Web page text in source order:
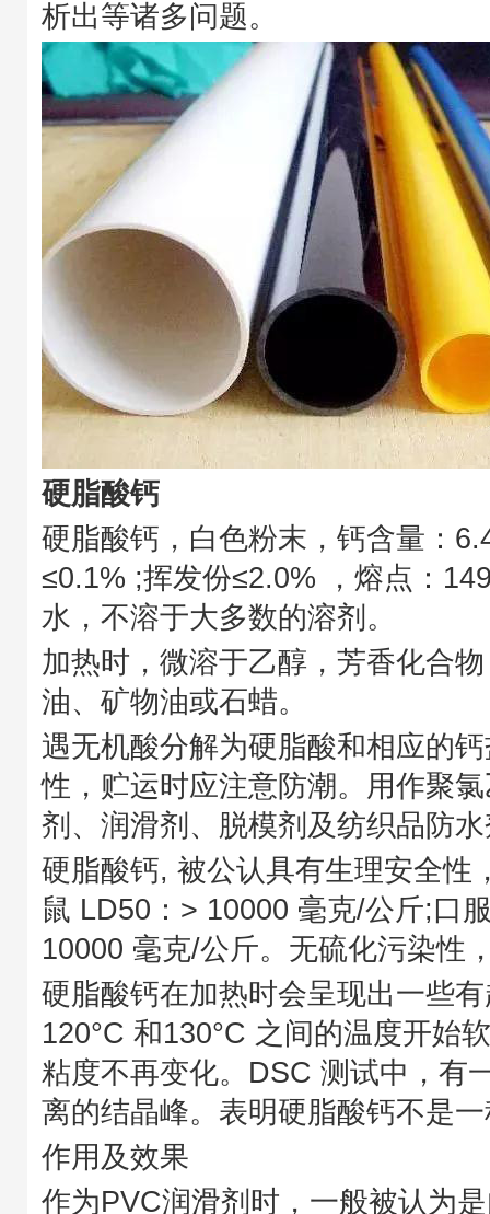
析出等诸多问题。
硬脂酸钙
硬脂酸钙，白色粉末，钙含量：
≤0.1% ;挥发份≤2.0% ，熔点：
水，不溶于大多数的溶剂。
加热时，微溶于乙醇，芳香化合
油、矿物油或石蜡。
遇无机酸分解为硬脂酸和相应的
性，贮运时应注意防潮。用作聚
剂、润滑剂、脱模剂及纺织品防
硬脂酸钙, 被公认具有生理安全性
鼠 LD50：> 10000 毫克/公斤;口
10000 毫克/公斤。无硫化污染性
硬脂酸钙在加热时会呈现出一些
120°C 和130°C 之间的温度开始
粘度不再变化。DSC 测试中，有
离的结晶峰。表明硬脂酸钙不是
作用及效果
作为PVC润滑剂时，一般被认为